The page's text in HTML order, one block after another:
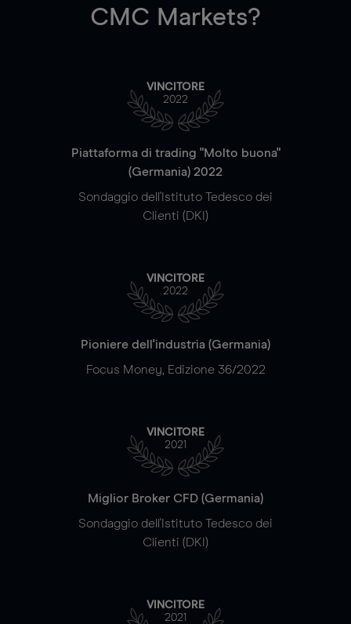
CMC Markets?
VINCITORE
2022
Piattaforma di trading "Molto buona"
(Germania) 2022
Sondaggio dell'Istituto Tedesco dei
Clienti (DKI)
VINCITORE
2022
Pioniere dell'industria (Germania)
Focus Money, Edizione 36/2022
VINCITORE
2021
Miglior Broker CFD (Germania)
Sondaggio dell'Istituto Tedesco dei
Clienti (DKI)
VINCITORE
2021